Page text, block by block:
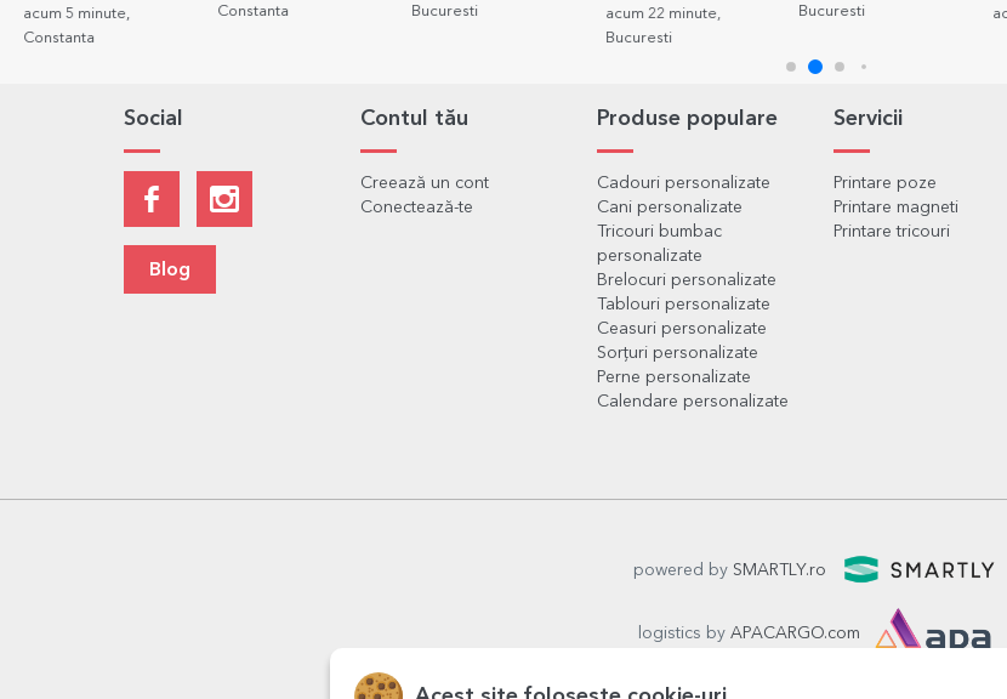
Constanta
Bucuresti
acum 22 minute,
Bucuresti
acum 40 minute, Vaslui
Social
Blog
Contul tău
Creează un cont
Conectează-te
Produse populare
Cadouri personalizate
Cani personalizate
Tricouri bumbac
personalizate
Brelocuri personalizate
Tablouri personalizate
Ceasuri personalizate
Sorțuri personalizate
Perne personalizate
Calendare personalizate
Servicii
Printare poze
Printare magneti
Printare tricouri
powered by SMARTLY.ro
logistics byAPACARGO.com